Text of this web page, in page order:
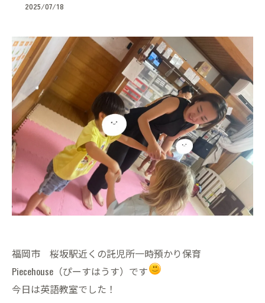
2025/07/18
福岡市 桜坂駅近くの託児所一時預かり保育
Piecehouse（ぴーすはうす）です
今日は英語教室でした！